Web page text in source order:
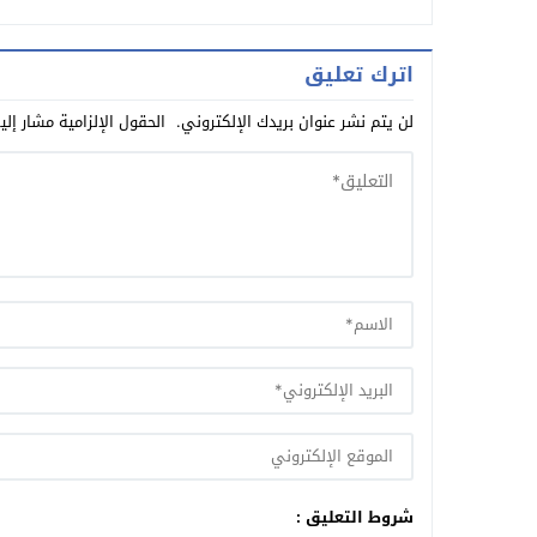
اترك تعليق
لن يتم نشر عنوان بريدك الإلكتروني. الحقول الإلزامية مشار
شروط التعليق :